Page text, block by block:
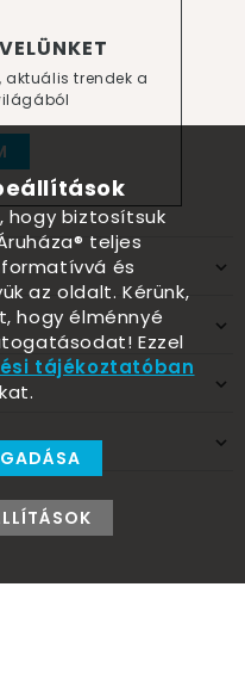
aktuális trendek a
hogy biztosítsuk
teljes
és
az oldalt. Kérünk,
hogy élménnyé
Ezzel
tájékoztatóban